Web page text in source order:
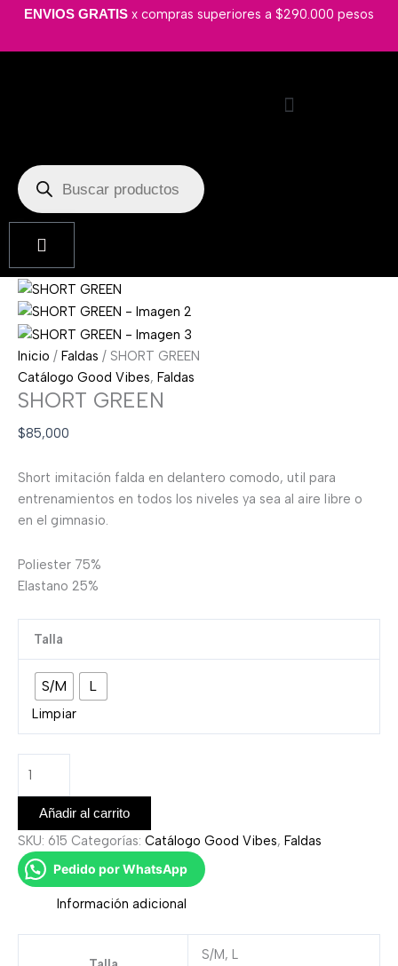
contenido
ENVIOS GRATIS x compras superiores a $290.000 pesos
de
productos
Cart
Inicio / Faldas / SHORT GREEN
Catálogo Good Vibes, Faldas
SHORT GREEN
$85,000
Short imitación falda en delantero comodo, util para
entrenamientos en todos los niveles ya sea al aire libre o
en el gimnasio.
Poliester 75%
Elastano 25%
Talla
S/M L
Limpiar
SHORT
cantidad
Añadir al carrito
SKU: 615 Categorías: Catálogo Good Vibes, Faldas
Pedido por WhatsApp
Información adicional
S/M, L